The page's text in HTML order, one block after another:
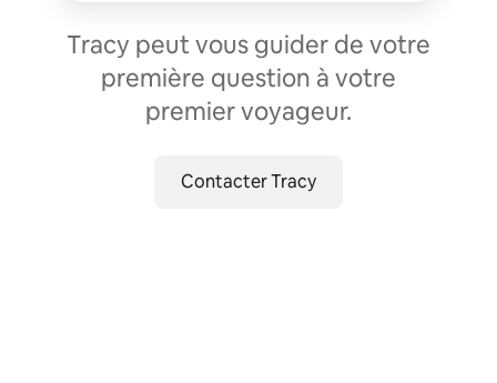
Tracy peut vous guider de votre
première question à votre
premier voyageur.
Contacter Tracy